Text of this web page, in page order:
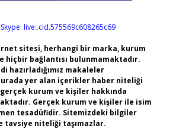
Skype: live:.cid.575569c608265c69
sitesi, herhangi bir marka, kurum
hiçbir bağlantısı bulunmamaktadır.
hazırladığımız makaleler
yer alan içerikler haber niteliği
kurum ve kişiler hakkında
Gerçek kurum ve kişiler ile isim
tesadüfidir. Sitemizdeki bilgiler
tavsiye niteliği taşımazlar.